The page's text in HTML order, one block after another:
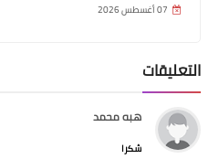
07 أغسطس 2026
التعليقات
هبه محمد
شكرا